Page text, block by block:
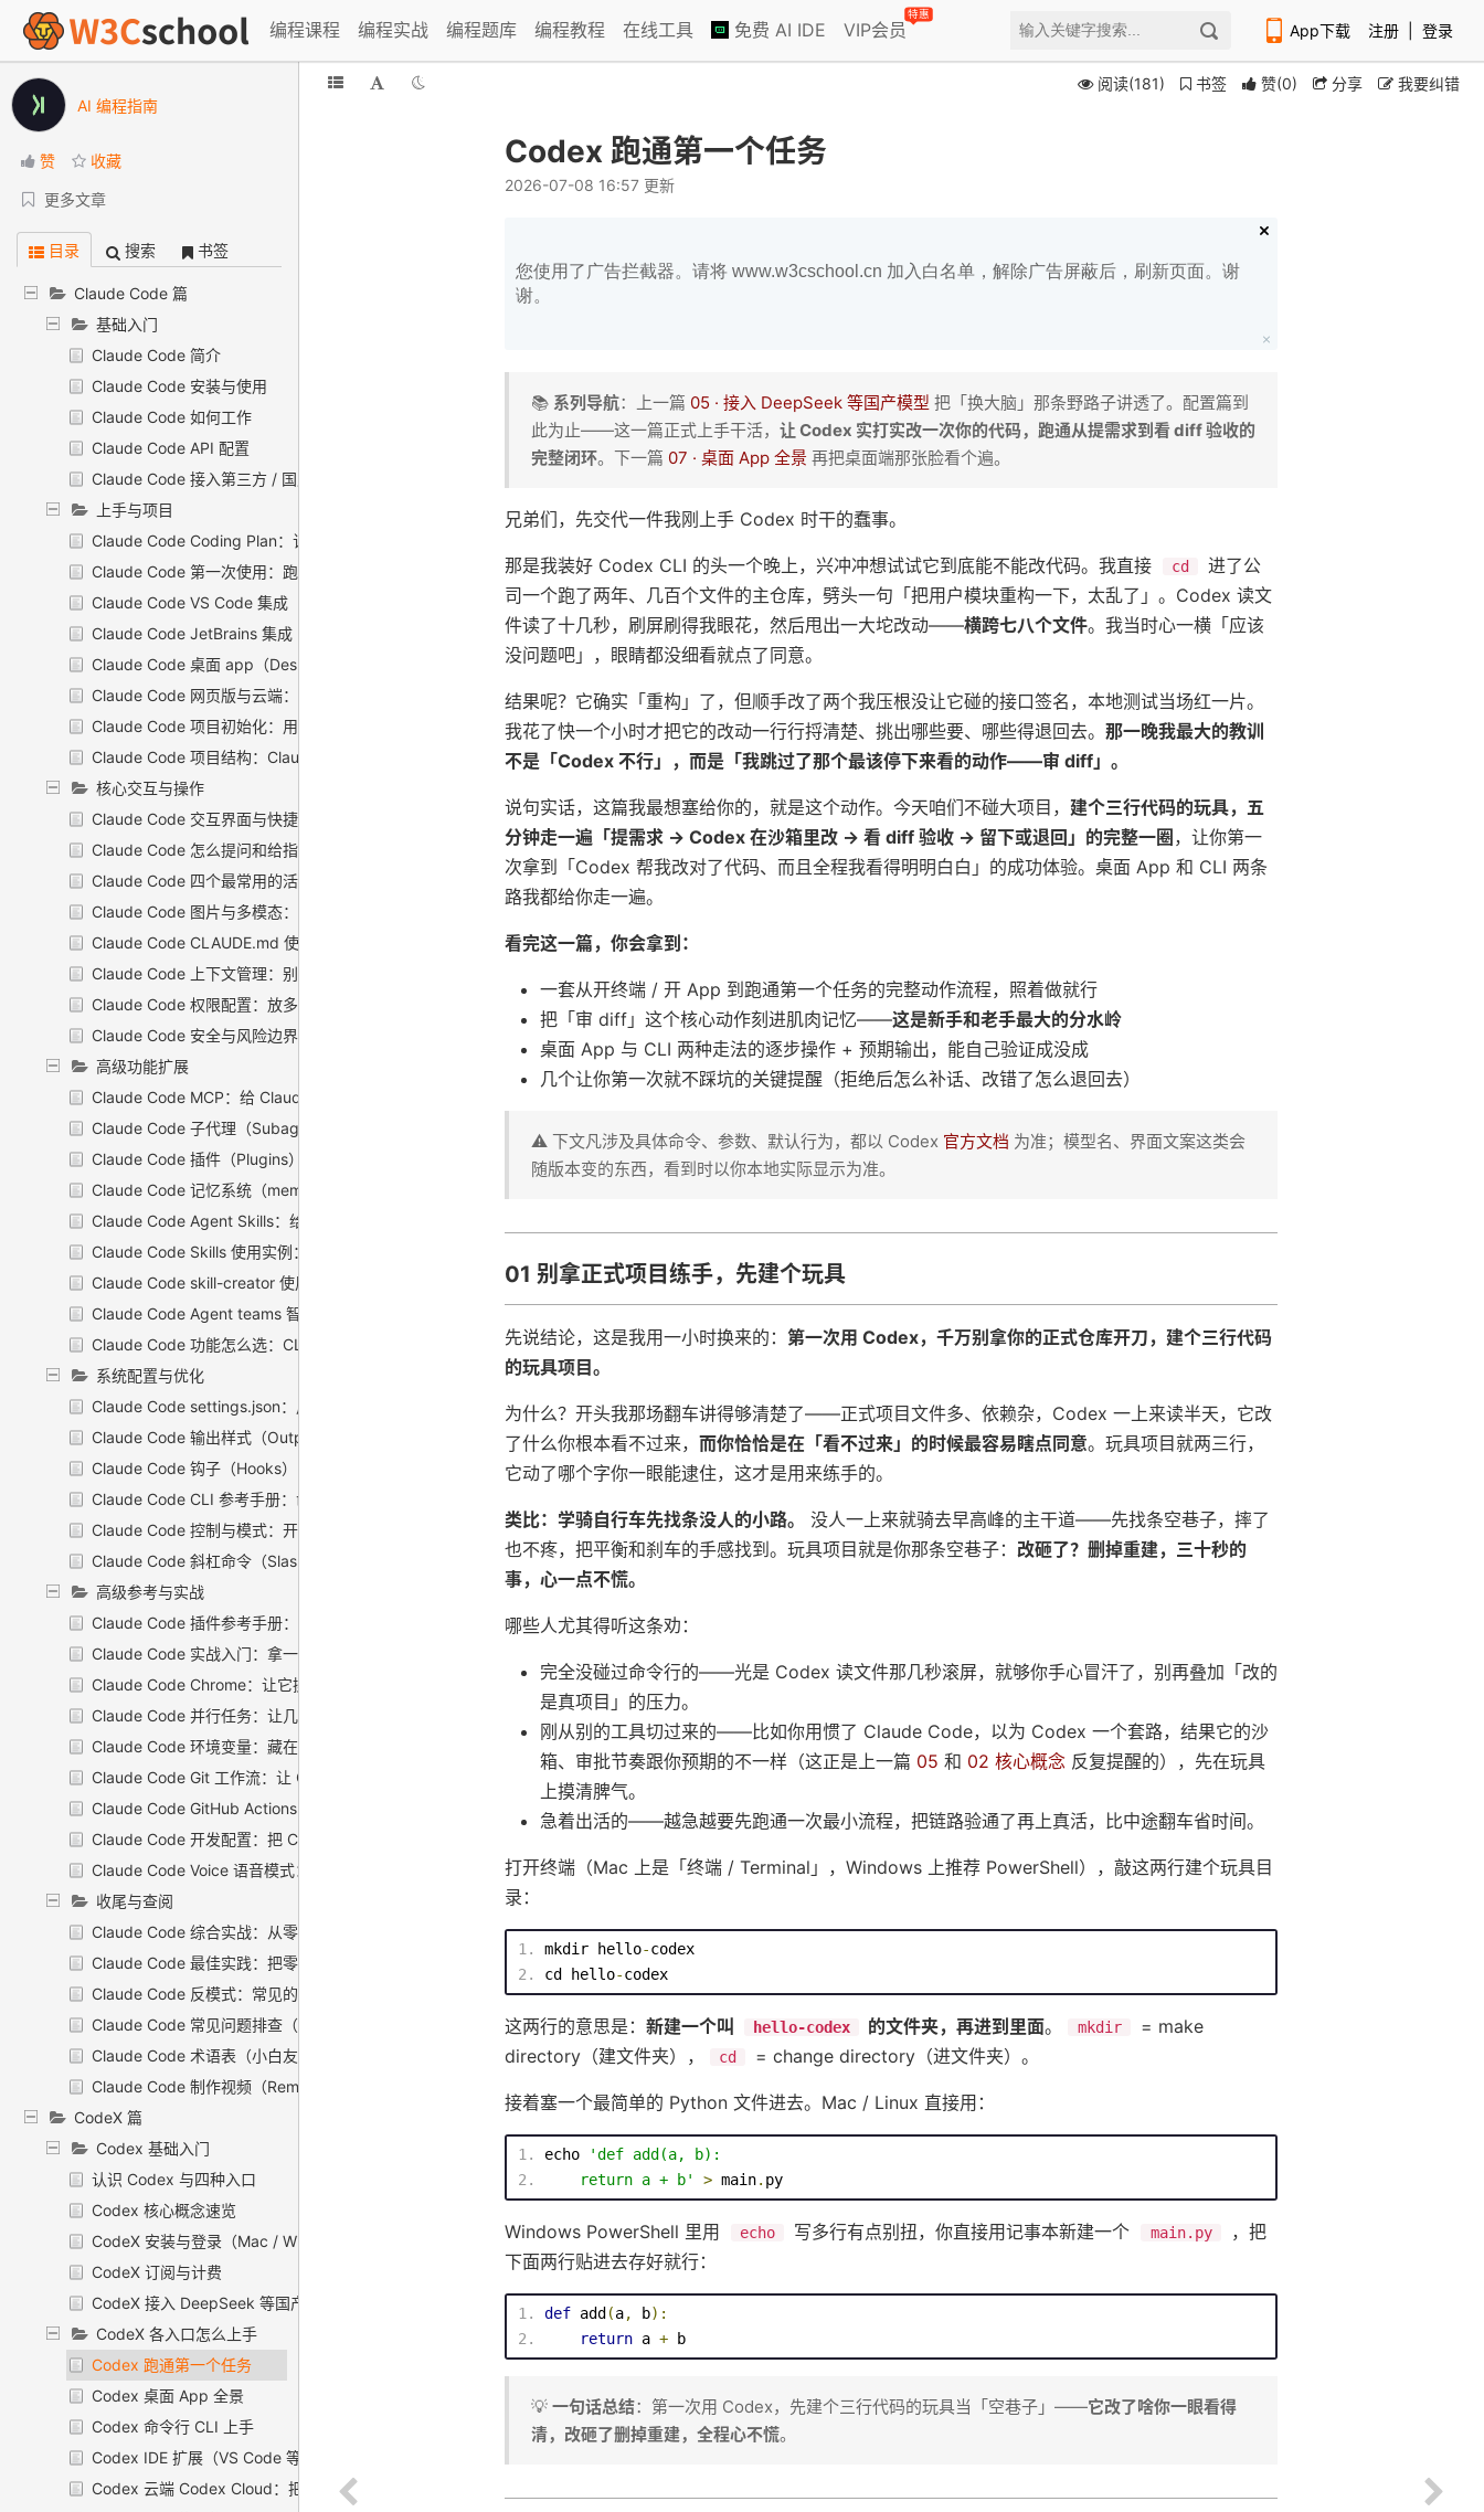
编程课程 编程实战 编程题库 编程教程 在线工具 免费 AI IDE VIP会员
特惠
App下载 注册 登录
AI 编程指南
赞 收藏
更多文章
目录 搜索 书签
Claude Code 篇
基础入门
Claude Code 简介
Claude Code 安装与使用
Claude Code 如何工作
Claude Code API 配置
Claude Code 接入第三方 / 国产模型
上手与项目
Claude Code Coding Plan：订阅套餐与计费
Claude Code 第一次使用：跑通第一个例子
Claude Code VS Code 集成
Claude Code JetBrains 集成
Claude Code 桌面 app（Desktop）
Claude Code 网页版与云端：把 Claude Code 装进浏览器和手机
Claude Code 项目初始化：用 /init 一键生成 CLAUDE.md
Claude Code 项目结构：Claude Code 在你项目里都放了什么
核心交互与操作
Claude Code 交互界面与快捷键：把手放对地方
Claude Code 怎么提问和给指令：把话说到 Claude 心坎里
Claude Code 四个最常用的活儿：探索代码库、修 bug、重构、写测试
Claude Code 图片与多模态：贴张截图，它就懂了
Claude Code CLAUDE.md 使用指南：把项目规矩写进它的记忆
Claude Code 上下文管理：别让它「失忆」也别烧爆 token
Claude Code 权限配置：放多松、收多紧，你说了算
Claude Code 安全与风险边界：到底该不该信任 AI 碰你的代码
高级功能扩展
Claude Code MCP：给 Claude 接上外部世界
Claude Code 子代理（Subagents）：把活儿外包出去，别什么都自己扛
Claude Code 插件（Plugins）：把一堆零碎配置一键打包
Claude Code 记忆系统（memory）：让它跨会话记住你
Claude Code Agent Skills：给 Claude 装一身随叫随到的专项本事
Claude Code Skills 使用实例：装一个、喊一声、看它干活
Claude Code skill-creator 使用：用一个 skill 造你自己的 skill
Claude Code Agent teams 智能体团队：多会话协作
Claude Code 功能怎么选：CLAUDE.md vs Skill vs Hook vs MCP vs Subagent
系统配置与优化
Claude Code settings.json：用户级 / 项目级配置
Claude Code 输出样式（Output Styles）：换一档「节目」，不换主持人
Claude Code 钩子（Hooks）：在固定时机自动扣扳机
Claude Code CLI 参考手册：命令与全部标志
Claude Code 控制与模式：开会话时手里那块「调音台」
Claude Code 斜杠命令（Slash Commands）：一个 `/` 调出 Claude 的所有快捷动作
高级参考与实战
Claude Code 插件参考手册：把自己那套配置，打成一个能发出去的包
Claude Code 实战入门：拿一个真需求，从开工到交付走一整趟
Claude Code Chrome：让它操作浏览器
Claude Code 并行任务：让几个 Claude 同时开工，而不是排队
Claude Code 环境变量：藏在背后那排「总开关」
Claude Code Git 工作流：让 Claude 当你的 git 副手
Claude Code GitHub Actions：在 PR 里 @ 一下，让 Claude 自己干活
Claude Code 开发配置：把 Claude 干活的「工作环境」调顺
Claude Code Voice 语音模式：把提示词说出来，而不是打出来
收尾与查阅
Claude Code 综合实战：从零到上线，把所学串成一条线
Claude Code 最佳实践：把零散的好习惯，攒成一套能照着做的心法
Claude Code 反模式：常见的错误用法
Claude Code 常见问题排查（FAQ / Troubleshooting）
Claude Code 术语表（小白友好）：把这一路的「黑话」一次性翻译成人话
Claude Code 制作视频（Remotion）〔选读〕
CodeX 篇
Codex 基础入门
认识 Codex 与四种入口
Codex 核心概念速览
CodeX 安装与登录（Mac / Windows / Linux）
CodeX 订阅与计费
CodeX 接入 DeepSeek 等国产模型
CodeX 各入口怎么上手
Codex 跑通第一个任务
Codex 桌面 App 全景
Codex 命令行 CLI 上手
Codex IDE 扩展（VS Code 等）
Codex 云端 Codex Cloud：把活丢上云，喝着咖啡等结果
阅读(181) 书签 赞(0) 分享 我要纠错
Codex 跑通第一个任务
2026-07-08 16:57 更新
您使用了广告拦截器。请将 www.w3cschool.cn 加入白名单，解除广告屏蔽后，刷新页面。谢
谢。
📚 系列导航：上一篇 05 · 接入 DeepSeek 等国产模型 把「换大脑」那条野路子讲透了。配置篇到
此为止——这一篇正式上手干活， 让 Codex 实打实改一次你的代码，跑通从提需求到看 diff 验收的
完整闭环。下一篇 07 · 桌面 App 全景 再把桌面端那张脸看个遍。
兄弟们，先交代一件我刚上手 Codex 时干的蠢事。
那是我装好 Codex CLI 的头一个晚上，兴冲冲想试试它到底能不能改代码。我直接 cd
进了公
司一个跑了两年、几百个文件的主仓库，劈头一句「把用户模块重构一下，太乱了」。Codex 读文
件读了十几秒，刷屏刷得我眼花，然后甩出一大坨改动——横跨七八个文件。我当时心一横「应该
没问题吧」，眼睛都没细看就点了同意。
结果呢？它确实「重构」了，但顺手改了两个我压根没让它碰的接口签名，本地测试当场红一片。
我花了快一个小时才把它的改动一行行捋清楚、挑出哪些要、哪些得退回去。 那一晚我最大的教训
不是「Codex 不行」，而是「我跳过了那个最该停下来看的动作——审 diff」。
说句实话，这篇我最想塞给你的，就是这个动作。今天咱们不碰大项目， 建个三行代码的玩具，五
分钟走一遍「提需求 → Codex 在沙箱里改 → 看 diff 验收 → 留下或退回」的完整一圈 ，让你第一
次拿到「Codex 帮我改对了代码、而且全程我看得明明白白」的成功体验。桌面 App 和 CLI 两条
路我都给你走一遍。
看完这一篇，你会拿到：
一套从开终端 / 开 App 到跑通第一个任务的完整动作流程，照着做就行
把「审 diff」这个核心动作刻进肌肉记忆——这是新手和老手最大的分水岭
桌面 App 与 CLI 两种走法的逐步操作 + 预期输出，能自己验证成没成
几个让你第一次就不踩坑的关键提醒（拒绝后怎么补话、改错了怎么退回去）
⚠️ 下文凡涉及具体命令、参数、默认行为，都以 Codex 官方文档 为准；模型名、界面文案这类会
随版本变的东西，看到时以你本地实际显示为准。
01 别拿正式项目练手，先建个玩具
先说结论，这是我用一小时换来的： 第一次用 Codex，千万别拿你的正式仓库开刀，建个三行代码
的玩具项目。
为什么？开头我那场翻车讲得够清楚了——正式项目文件多、依赖杂，Codex 一上来读半天，它改
了什么你根本看不过来， 而你恰恰是在「看不过来」的时候最容易瞎点同意。玩具项目就两三行，
它动了哪个字你一眼能逮住，这才是用来练手的。
类比：学骑自行车先找条没人的小路。
没人一上来就骑去早高峰的主干道——先找条空巷子，摔了
也不疼，把平衡和刹车的手感找到。玩具项目就是你那条空巷子： 改砸了？删掉重建，三十秒的
事，心一点不慌。
哪些人尤其得听这条劝：
完全没碰过命令行的——光是 Codex 读文件那几秒滚屏，就够你手心冒汗了，别再叠加「改的
是真项目」的压力。
刚从别的工具切过来的——比如你用惯了 Claude Code，以为 Codex 一个套路，结果它的沙
箱、审批节奏跟你预期的不一样（这正是上一篇 05 和 02 核心概念 反复提醒的），先在玩具
上摸清脾气。
急着出活的——越急越要先跑通一次最小流程，把链路验通了再上真活，比中途翻车省时间。
打开终端（Mac 上是「终端 / Terminal」，Windows 上推荐 PowerShell），敲这两行建个玩具目
录：
mkdir hello-codex
cd
hello-codex
这两行的意思是： 新建一个叫 hello-codex 的文件夹，再进到里面。 mkdir
= make
directory（建文件夹），
cd = change directory（进文件夹）。
接着塞一个最简单的 Python 文件进去。Mac / Linux 直接用：
echo
'def add(a, b):
return a + b' > main. py
Windows PowerShell 里用 echo 写多行有点别扭，你直接用记事本新建一个 main.py
，把
下面两行贴进去存好就行：
def add (a, b) :
return a + b
💡 一句话总结：第一次用 Codex，先建个三行代码的玩具当「空巷子」——它改了啥你一眼看得
清，改砸了删掉重建，全程心不慌。